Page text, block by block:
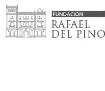
Saltar
al
contenido